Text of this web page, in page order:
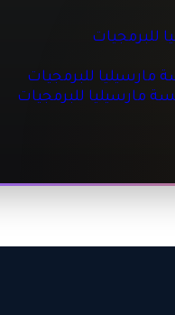
للبرمجيات
للبرمجيات
مارسيليا للبرمجيات